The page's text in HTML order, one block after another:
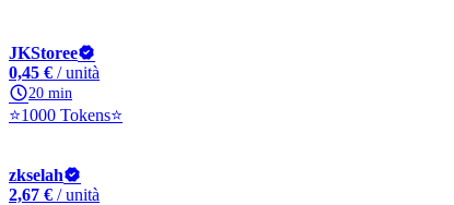
JKStoree
0,45 € / unità
20 min
⭐1000 Tokens⭐
zkselah
2,67 € / unità